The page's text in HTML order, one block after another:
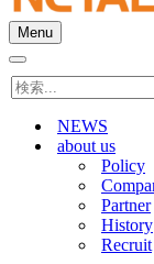
Menu
ナ
ゲ
シ
ョ
ナ
ビ
検
索...
NEWS
about us
Policy
Partner
History
Recruit